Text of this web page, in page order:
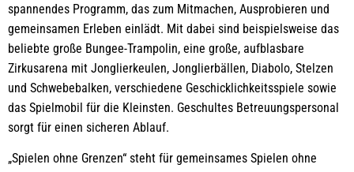
spannendes Programm, das zum Mitmachen, Ausprobieren und
gemeinsamen Erleben einlädt. Mit dabei sind beispielsweise das
beliebte große Bungee-Trampolin, eine große, aufblasbare
Zirkusarena mit Jonglierkeulen, Jonglierbällen, Diabolo, Stelzen
und Schwebebalken, verschiedene Geschicklichkeitsspiele sowie
das Spielmobil für die Kleinsten. Geschultes Betreuungspersonal
sorgt für einen sicheren Ablauf.
„Spielen ohne Grenzen“ steht für gemeinsames Spielen ohne